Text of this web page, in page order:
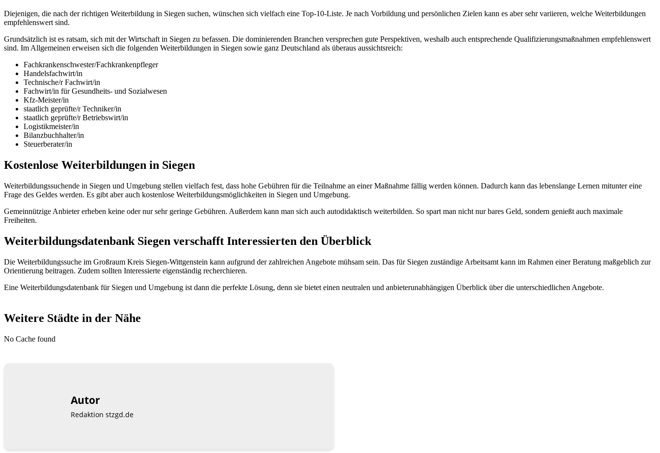
Diejenigen, die nach der richtigen Weiterbildung in Siegen suchen, wünschen sich vielfach eine Top-10-Liste. Je nach Vorbildung und persönlichen Zielen kann es aber sehr variieren, welche Weiterbildungen
empfehlenswert sind.
Grundsätzlich ist es ratsam, sich mit der Wirtschaft in Siegen zu befassen. Die dominierenden Branchen versprechen gute Perspektiven, weshalb auch entsprechende Qualifizierungsmaßnahmen empfehlenswert
sind. Im Allgemeinen erweisen sich die folgenden Weiterbildungen in Siegen sowie ganz Deutschland als überaus aussichtsreich:
Fachkrankenschwester/Fachkrankenpfleger
Handelsfachwirt/in
Technische/r Fachwirt/in
Fachwirt/in für Gesundheits- und Sozialwesen
Kfz-Meister/in
staatlich geprüfte/r Techniker/in
staatlich geprüfte/r Betriebswirt/in
Logistikmeister/in
Bilanzbuchhalter/in
Steuerberater/in
Kostenlose Weiterbildungen in Siegen
Weiterbildungssuchende in Siegen und Umgebung stellen vielfach fest, dass hohe Gebühren für die Teilnahme an einer Maßnahme fällig werden können. Dadurch kann das lebenslange Lernen mitunter eine
Frage des Geldes werden. Es gibt aber auch kostenlose Weiterbildungsmöglichkeiten in Siegen und Umgebung.
Gemeinnützige Anbieter erheben keine oder nur sehr geringe Gebühren. Außerdem kann man sich auch autodidaktisch weiterbilden. So spart man nicht nur bares Geld, sondern genießt auch maximale
Freiheiten.
Weiterbildungsdatenbank Siegen verschafft Interessierten den Überblick
Die Weiterbildungssuche im Großraum Kreis Siegen-Wittgenstein kann aufgrund der zahlreichen Angebote mühsam sein. Das für Siegen zuständige Arbeitsamt kann im Rahmen einer Beratung maßgeblich zur
Orientierung beitragen. Zudem sollten Interessierte eigenständig recherchieren.
Eine Weiterbildungsdatenbank für Siegen und Umgebung ist dann die perfekte Lösung, denn sie bietet einen neutralen und anbieterunabhängigen Überblick über die unterschiedlichen Angebote.
Weitere Städte in der Nähe
No Cache found
Autor
Redaktion stzgd.de